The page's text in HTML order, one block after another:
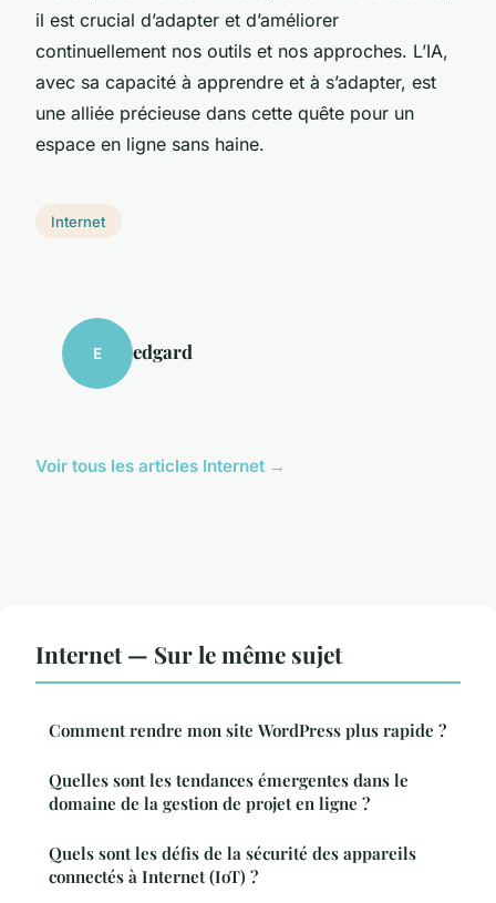
il est crucial d’adapter et d’améliorer
continuellement nos outils et nos approches. L’IA,
avec sa capacité à apprendre et à s’adapter, est
une alliée précieuse dans cette quête pour un
espace en ligne sans haine.
Internet
E edgard
Voir tous les articles Internet →
Internet — Sur le même sujet
Comment rendre mon site WordPress plus rapide ?
Quelles sont les tendances émergentes dans le
domaine de la gestion de projet en ligne ?
Quels sont les défis de la sécurité des appareils
connectés à Internet (IoT) ?